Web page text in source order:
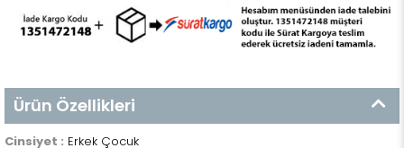
Ürün Özellikleri
Cinsiyet : Erkek Çocuk